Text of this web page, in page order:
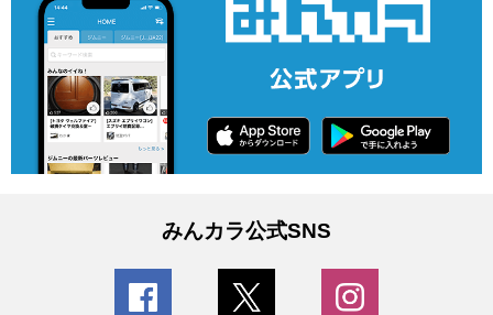
みんカラ公式SNS